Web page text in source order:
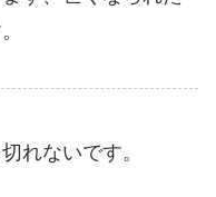
れないです。